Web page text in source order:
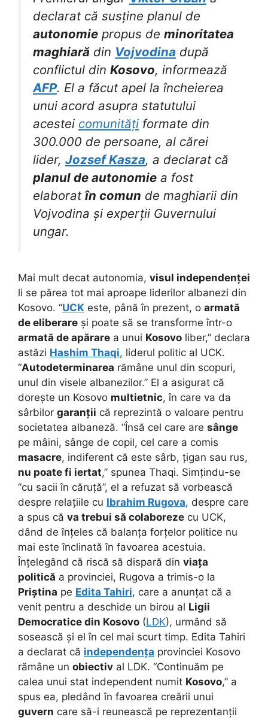
declarat că susține planul de
autonomie propus de minoritatea
maghiară din Vojvodina după
conflictul din Kosovo, informează
AFP. El a făcut apel la încheierea
unui acord asupra statutului
acestei comunități formate din
300.000 de persoane, al cărei
lider, Jozsef Kasza, a declarat că
planul de autonomie a fost
elaborat în comun de maghiarii din
Vojvodina și experții Guvernului
ungar.
Mai mult decat autonomia, visul independenței
li se părea tot mai aproape liderilor albanezi din
Kosovo. “UCK este, până în prezent, o armată
de eliberare și poate să se transforme într-o
armată de apărare a unui Kosovo liber,” declara
astăzi Hashim Thaqi, liderul politic al UCK.
“Autodeterminarea rămâne unul din scopuri,
unul din visele albanezilor.” El a asigurat că
dorește un Kosovo multietnic, în care va da
sârbilor garanții că reprezintă o valoare pentru
societatea albaneză. “Însă cel care are sânge
pe mâini, sânge de copil, cel care a comis
masacre, indiferent că este sârb, țigan sau rus,
nu poate fi iertat,” spunea Thaqi. Simțindu-se
“cu sacii în căruță”, el a refuzat să vorbească
despre relațiile cu Ibrahim Rugova, despre care
a spus că va trebui să colaboreze cu UCK,
dând de înțeles că balanța forțelor politice nu
mai este înclinată în favoarea acestuia.
Înțelegând că riscă să dispară din viața
politică a provinciei, Rugova a trimis-o la
Priștina pe Edita Tahiri, care a anunțat că a
venit pentru a deschide un birou al Ligii
Democratice din Kosovo (LDK), urmând să
sosească și el în cel mai scurt timp. Edita Tahiri
a declarat că independența provinciei Kosovo
rămâne un obiectiv al LDK. “Continuăm pe
calea unui stat independent numit Kosovo,” a
spus ea, pledând în favoarea creării unui
guvern care să-i reunească pe reprezentanții